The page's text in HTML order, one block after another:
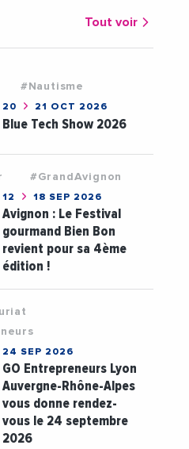
Tout voir
#Nautisme
20 21 OCT 2026
Blue Tech Show 2026
#GrandAvignon
12 18 SEP 2026
Avignon : Le Festival
gourmand Bien Bon
revient pour sa 4ème
édition !
24 SEP 2026
GO Entrepreneurs Lyon
Auvergne-Rhône-Alpes
vous donne rendez-
vous le 24 septembre
2026